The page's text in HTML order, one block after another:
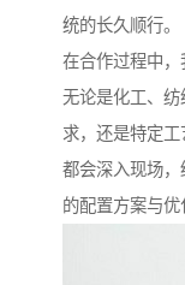
统的长久顺行。
在合作过程中，
无论是化工、
求，还是特定
都会深入现场
的配置方案与优